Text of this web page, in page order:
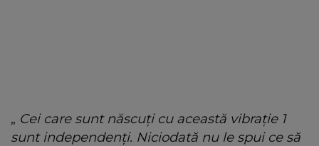
„ Cei care sunt născuți cu această vibrație 1
sunt independenți. Niciodată nu le spui ce să